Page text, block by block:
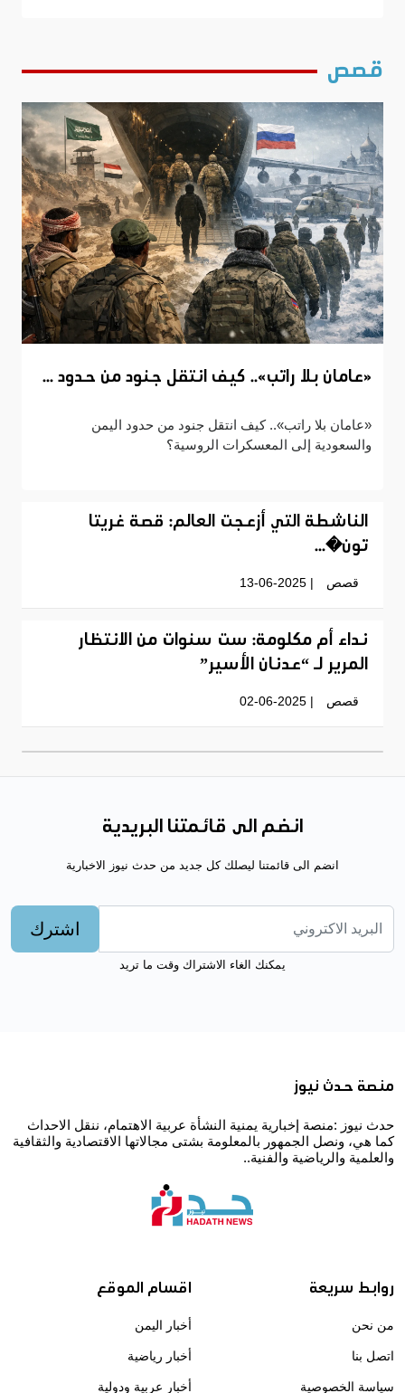
قصص
«عامان بلا راتب».. كيف انتقل جنود من حدود ...
«عامان بلا راتب».. كيف انتقل جنود من حدود اليمن
والسعودية إلى المعسكرات الروسية؟
الناشطة التي أزعجت العالم: قصة غريتا
تون�...
قصص | 13-06-2025
نداء أم مكلومة: ست سنوات من الانتظار
المرير لـ “عدنان الأسير”
قصص | 02-06-2025
انضم الى قائمتنا البريدية
انضم الى قائمتنا ليصلك كل جديد من حدث نيوز الاخبارية
اشترك
يمكنك الغاء الاشتراك وقت ما تريد
منصة حدث نيوز
حدث نيوز :منصة إخبارية يمنية النشأة عربية الاهتمام، ننقل الاحداث
كما هي، ونصل الجمهور بالمعلومة بشتى مجالاتها الاقتصادية والثقافية
والعلمية والرياضية والفنية..
روابط سريعة
من نحن
اتصل بنا
سياسة الخصوصية
اقسام الموقع
أخبار اليمن
أخبار رياضية
أخبار عربية ودولية